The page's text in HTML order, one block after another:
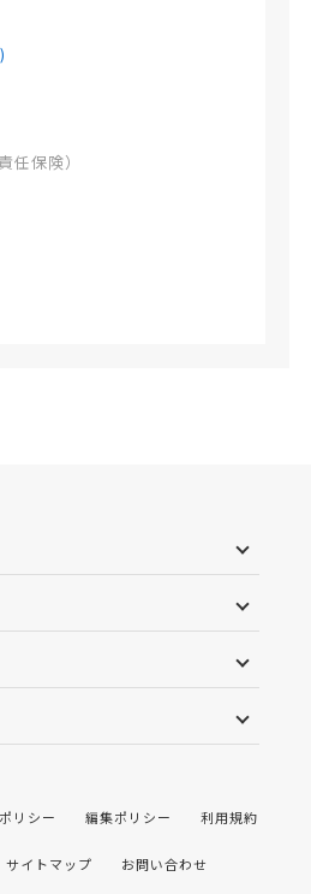
任保険）
リシー 編集ポリシー 利用規約
サイトマップ お問い合わせ